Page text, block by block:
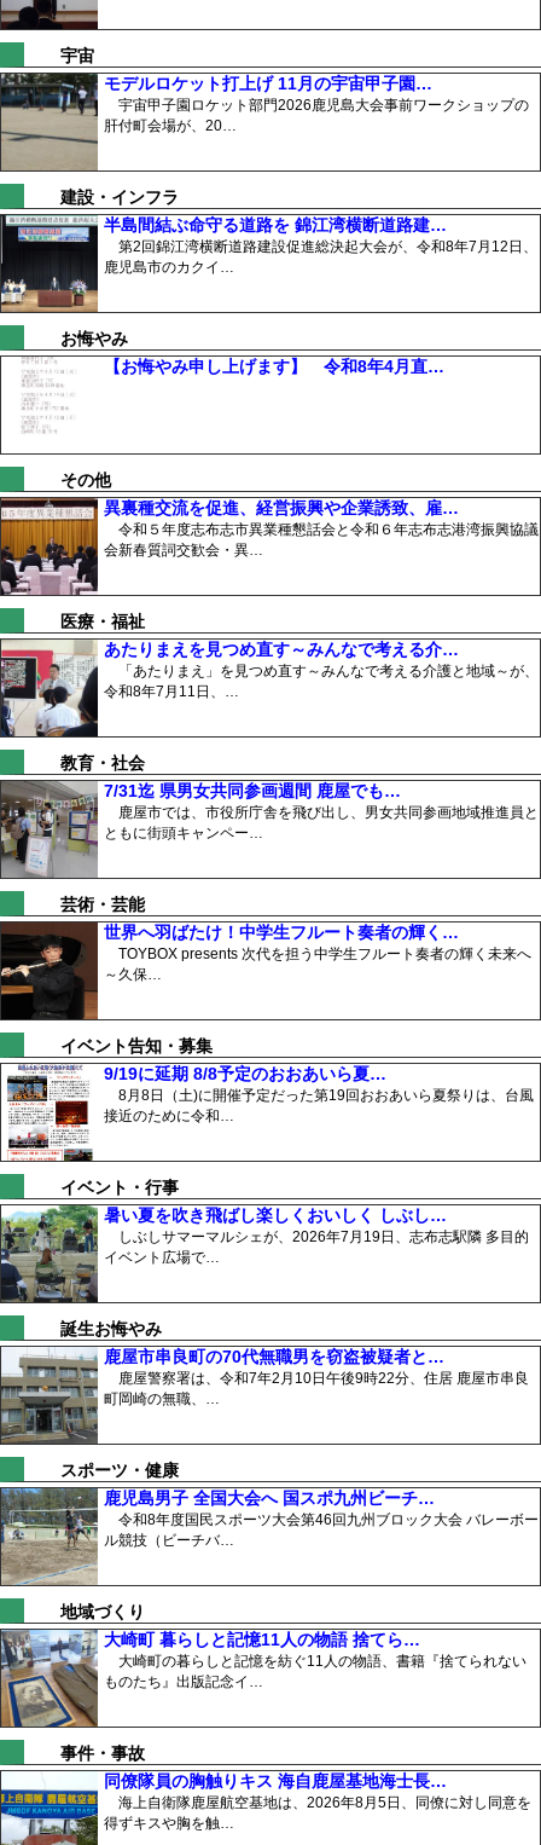
宇宙
モデルロケット打上げ 11月の宇宙甲子園…
宇宙甲子園ロケット部門2026鹿児島大会事前ワークショップの
肝付町会場が、20…
建設・インフラ
半島間結ぶ命守る道路を 錦江湾横断道路建…
第2回錦江湾横断道路建設促進総決起大会が、令和8年7月12日、
鹿児島市のカクイ…
お悔やみ
【お悔やみ申し上げます】 令和8年4月直…
その他
異裏種交流を促進、経営振興や企業誘致、雇…
令和５年度志布志市異業種懇話会と令和６年志布志港湾振興協議
会新春質詞交歓会・異…
医療・福祉
あたりまえを見つめ直す～みんなで考える介…
「あたりまえ」を見つめ直す～みんなで考える介護と地域～が、
令和8年7月11日、…
教育・社会
7/31迄 県男女共同参画週間 鹿屋でも…
鹿屋市では、市役所庁舎を飛び出し、男女共同参画地域推進員と
ともに街頭キャンペー…
芸術・芸能
世界へ羽ばたけ！中学生フルート奏者の輝く…
TOYBOX presents 次代を担う中学生フルート奏者の輝く未来へ
～久保…
イベント告知・募集
9/19に延期 8/8予定のおおあいら夏…
8月8日（土)に開催予定だった第19回おおあいら夏祭りは、台風
接近のために令和…
イベント・行事
暑い夏を吹き飛ばし楽しくおいしく しぶし…
しぶしサマーマルシェが、2026年7月19日、志布志駅隣 多目的
イベント広場で…
誕生お悔やみ
鹿屋市串良町の70代無職男を窃盗被疑者と…
鹿屋警察署は、令和7年2月10日午後9時22分、住居 鹿屋市串良
町岡崎の無職、…
スポーツ・健康
鹿児島男子 全国大会へ 国スポ九州ビーチ…
令和8年度国民スポーツ大会第46回九州ブロック大会 バレーボー
ル競技（ビーチバ…
地域づくり
大崎町 暮らしと記憶11人の物語 捨てら…
大崎町の暮らしと記憶を紡ぐ11人の物語、書籍『捨てられない
ものたち』出版記念イ…
事件・事故
同僚隊員の胸触りキス 海自鹿屋基地海士長…
海上自衛隊鹿屋航空基地は、2026年8月5日、同僚に対し同意を
得ずキスや胸を触…